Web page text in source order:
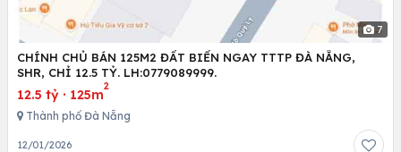
7
CHÍNH CHỦ BÁN 125M2 ĐẤT BIỂN NGAY TTTP ĐÀ NẴNG,
SHR, CHỈ 12.5 TỶ. LH:0779089999.
12.5 tỷ · 125m
2
Thành phố Đà Nẵng
12/01/2026